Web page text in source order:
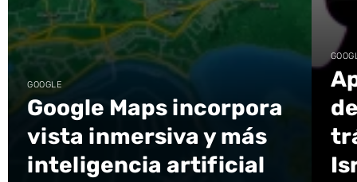
GOOGLE
Google Maps incorpora
vista inmersiva y más
inteligencia artificial